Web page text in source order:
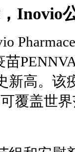
Inovio
新高。该
覆盖世